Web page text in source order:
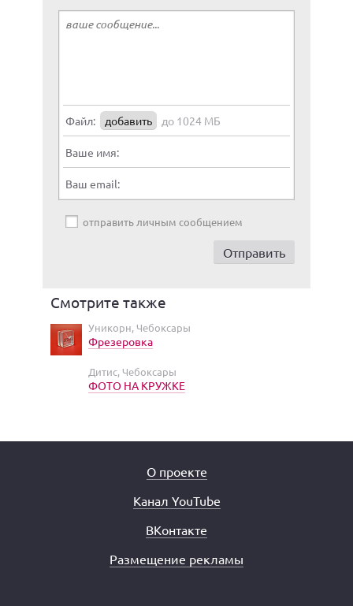
Файл: добавить до 1024 МБ
Ваше имя:
Ваш email:
отправить личным сообщением
Смотрите также
Уникорн, Чебоксары
Фрезеровка
Дитис, Чебоксары
ФОТО НА КРУЖКЕ
О проекте
Канал YouTube
ВКонтакте
Размещение рекламы